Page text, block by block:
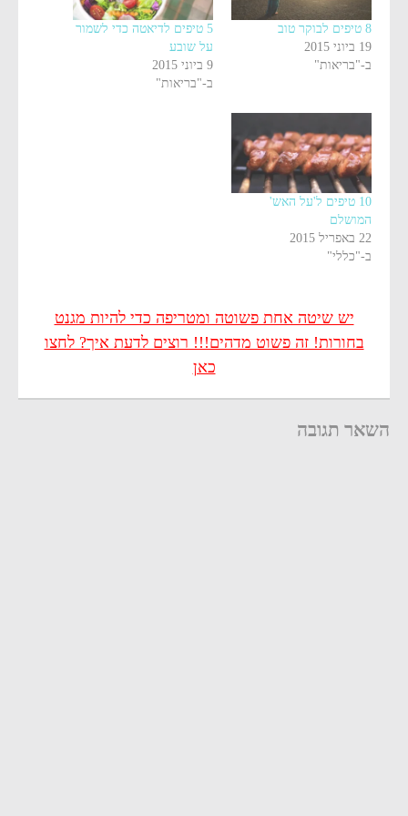
8 טיפים לבוקר טוב
19 ביוני 2015
ב-"בריאות"
5 טיפים לדיאטה כדי לשמור
על שובע
9 ביוני 2015
ב-"בריאות"
10 טיפים ל'על האש'
המושלם
22 באפריל 2015
ב-"כללי"
יש שיטה אחת פשוטה ומטריפה כדי להיות מגנט
בחורות! זה פשוט מדהים!!! רוצים לדעת איך? לחצו
כאן
השאר תגובה